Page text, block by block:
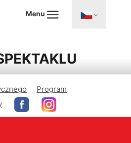
Menu
Program